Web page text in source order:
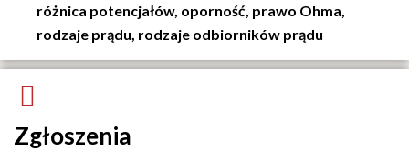
różnica potencjałów, oporność, prawo Ohma,
rodzaje prądu, rodzaje odbiorników prądu
Zgłoszenia